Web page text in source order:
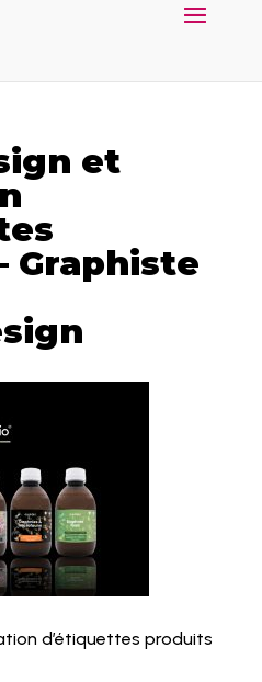
et
Graphiste
d’étiquettes produits